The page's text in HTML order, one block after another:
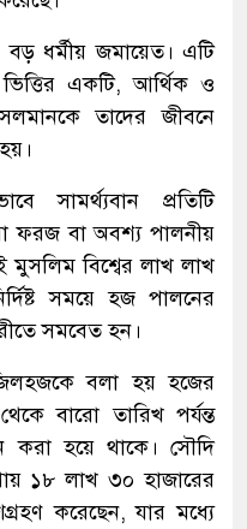
ধর্মীয় জমায়েত। এটি
একটি, আর্থিক ও
তাদের জীবনে
সামর্থ্যবান প্রতিটি
ফরজ বা অবশ্য পালনীয়
বিশ্বের লাখ লাখ
সময়ে হজ পালনের
সমবেত হন।
বলা হয় হজের
বারো তারিখ পর্যন্ত
করা হয়ে থাকে। সৌদি
১৮ লাখ ৩০ হাজারের
করেছেন, যার মধ্যে